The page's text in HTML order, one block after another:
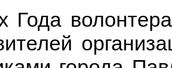
Года